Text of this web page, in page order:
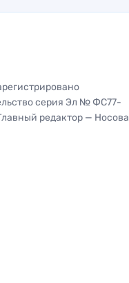
серия Эл № ФС77-
редактор — Носова